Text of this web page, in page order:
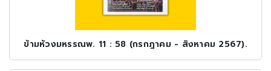
ข้ามห้วงมหรรณพ. 11 : 58 (กรกฎาคม - สิงหาคม 2567).